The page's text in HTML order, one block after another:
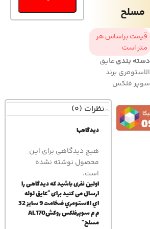
مسلح
قیمت براساس هر
متر است
دسته بندی عایق
الاستومری برند
سوپر فلکس
نظرات (0)
دیدگاهها
هیچ دیدگاهی برای این
محصول نوشته نشده
است.
اولین نفری باشید که دیدگاهی را
ارسال می کنید برای “عايق لوله
اي الاستومري ضخامت 9 سايز 32
م م سوپرفلكس روكشAL170
مسلح”